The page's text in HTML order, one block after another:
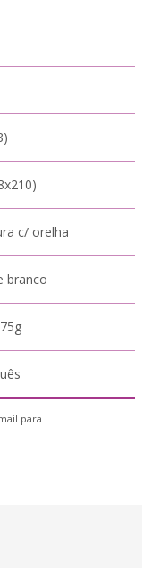
c/ orelha
branco
para